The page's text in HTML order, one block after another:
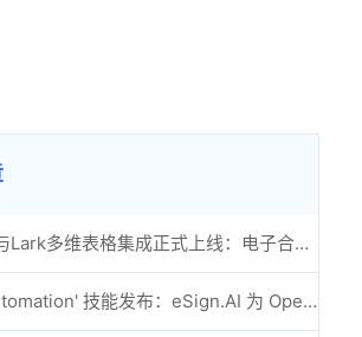
eSign.AI与Lark多维表格集成正式上线：电子合同签署归档全程自动化
'esign-automation' 技能发布：eSign.AI 为 OpenClaw 提供自动化电子签名能力